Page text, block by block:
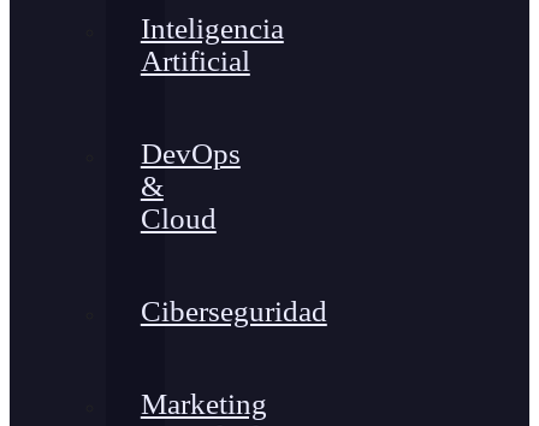
Inteligencia
Artificial
DevOps
&
Cloud
Ciberseguridad
Marketing